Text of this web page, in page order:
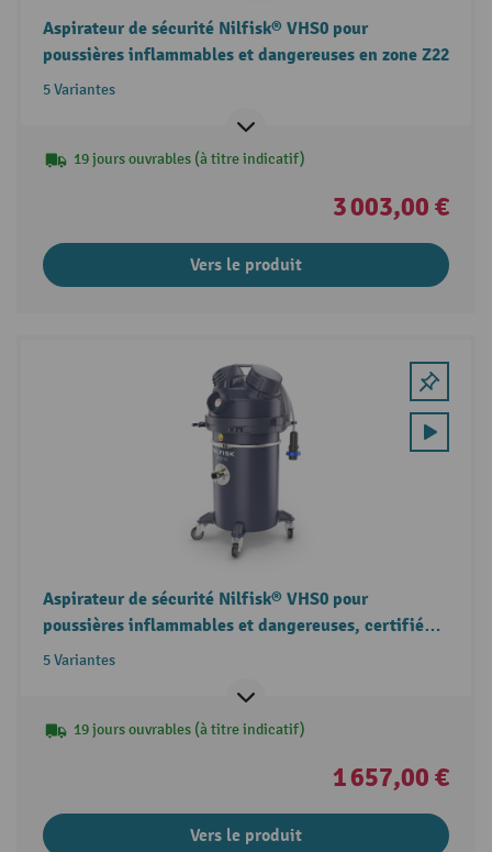
Aspirateur de sécurité Nilfisk® VHS0 pour
poussières inflammables et dangereuses en zone Z22
5 Variantes
19 jours ouvrables (à titre indicatif)
3 003,00 €
Vers le produit
Aspirateur de sécurité Nilfisk® VHS0 pour
poussières inflammables et dangereuses, certifié
ACD
5 Variantes
19 jours ouvrables (à titre indicatif)
1 657,00 €
Vers le produit